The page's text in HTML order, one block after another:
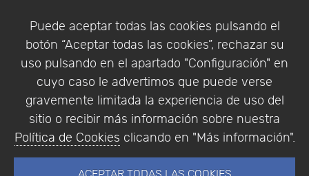
Puede aceptar todas las cookies pulsando el
botón “Aceptar todas las cookies”, rechazar su
uso pulsando en el apartado "Configuración" en
cuyo caso le advertimos que puede verse
gravemente limitada la experiencia de uso del
sitio o recibir más información sobre nuestra
Política de Cookies clicando en "Más información".
Empresa|Aviso Legal| Política de Privacidad |
Política de Cookies
© Copyright 1994 - 2026. Addlink Software
Científico, S.L.